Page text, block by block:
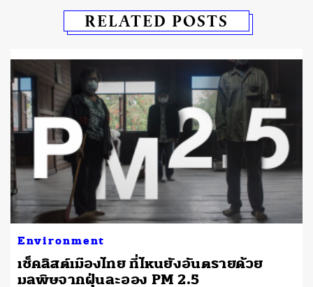
RELATED POSTS
Environment
เช็คลิสต์เมืองไทย ที่ไหนยังอันตรายด้วย
มลพิษจากฝุ่นละออง PM 2.5